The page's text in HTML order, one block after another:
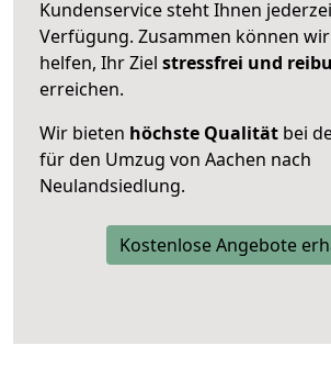
Kundenservice steht Ihnen
Verfügung. Zusammen können
helfen, Ihr Ziel stressfrei und
erreichen.
Wir bieten höchste Qualität bei
für den Umzug von Aachen nach
Neulandsiedlung.
Kostenlose Angebote